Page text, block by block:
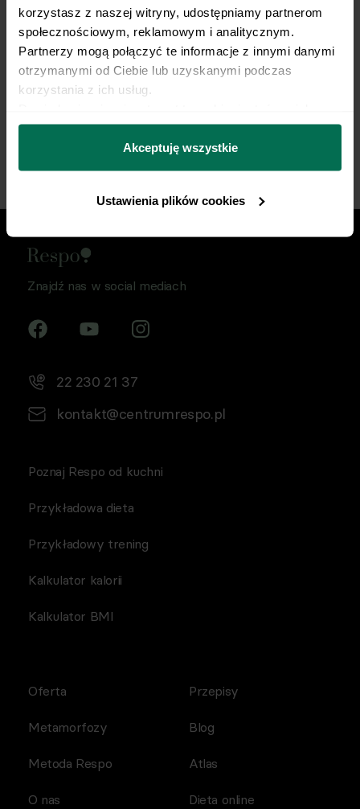
korzystasz z naszej witryny, udostępniamy partnerom
społecznościowym, reklamowym i analitycznym.
Partnerzy mogą połączyć te informacje z innymi danymi
otrzymanymi od Ciebie lub uzyskanymi podczas
korzystania z ich usług.
można się z nami skontaktować i w jaki sposób
przetwarzamy dane osobowe w ramach
prywatności.
Akceptuję wszystkie
Ustawienia plików cookies
Opieka dietetyka sportowego i indywidualny plan
żywieniowy dopasowany do Twojej dyscypliny,
treningów i sportowych celów. Nie pozwól, by źle
dobrana dieta ograniczała Twój progres.
Znajdź nas w social mediach
22 230 21 37
kontakt@centrumrespo.pl
Poznaj Respo od kuchni
Przykładowa dieta
Przykładowy trening
Kalkulator kalorii
Kalkulator BMI
Oferta
Metamorfozy
Metoda Respo
O nas
Przepisy
Blog
Atlas
Dieta online